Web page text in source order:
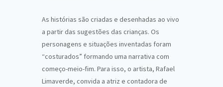
As histórias são criadas e desenhadas ao vivo
a partir das sugestões das crianças. Os
personagens e situações inventadas foram
“costurados” formando uma narrativa com
começo-meio-fim. Para isso, o artista, Rafael
Limaverde, convida a atriz e contadora de